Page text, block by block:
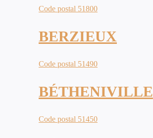
Code postal 51800
BERZIEUX
Code postal 51490
BÉTHENIVILLE
Code postal 51450